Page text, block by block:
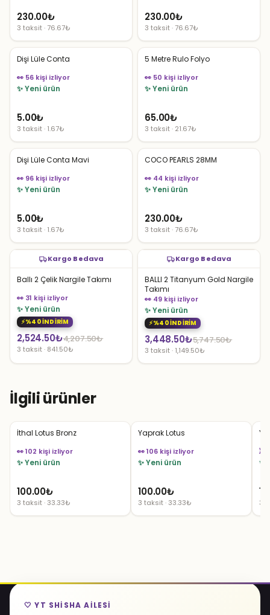
230.00₺
3 taksit · 76.67₺
230.00₺
3 taksit · 76.67₺
Dişi Lüle Conta
👀 56 kişi izliyor
✨ Yeni ürün
5.00₺
3 taksit · 1.67₺
5 Metre Rulo Folyo
👀 50 kişi izliyor
✨ Yeni ürün
65.00₺
3 taksit · 21.67₺
Dişi Lüle Conta Mavi
👀 96 kişi izliyor
✨ Yeni ürün
5.00₺
3 taksit · 1.67₺
COCO PEARLS 28MM
👀 44 kişi izliyor
✨ Yeni ürün
230.00₺
3 taksit · 76.67₺
Kargo Bedava
Ballı 2 Çelik Nargile Takımı
👀 31 kişi izliyor
✨ Yeni ürün
%40 İNDİRİM
4,207.50₺
Orijinal
fiyat:
2,524.50₺
Şu
andaki
3 taksit · 841.50₺
Kargo Bedava
BALLI 2 Titanyum Gold Nargile
Takımı
👀 49 kişi izliyor
✨ Yeni ürün
%40 İNDİRİM
5,747.50₺
Orijinal
fiyat:
3,448.50₺
Şu
andaki
3 taksit · 1,149.50₺
İlgili ürünler
İthal Lotus Bronz
👀 102 kişi izliyor
✨ Yeni ürün
100.00₺
3 taksit · 33.33₺
Yaprak Lotus
👀 106 kişi izliyor
✨ Yeni ürün
100.00₺
3 taksit · 33.33₺
Yt
⏳
✨
3
🤍 YT SHISHA AILESI